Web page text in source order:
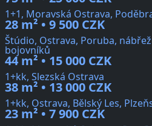
1+1, Moravská Ostrava,
28 m² • 9 500 CZK
Štúdio, Ostrava, Poruba,
bojovníků
44 m² • 15 000 CZK
1+kk, Slezská Ostrava
38 m² • 13 000 CZK
1+kk, Ostrava, Bělský Les,
23 m² • 7 900 CZK